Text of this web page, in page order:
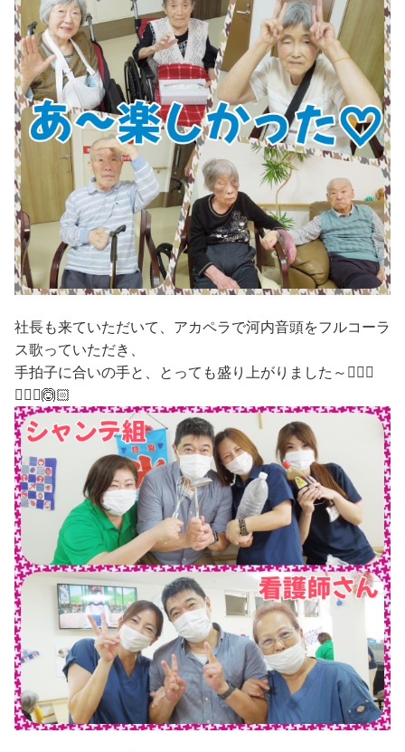
社長も来ていただいて、アカペラで河内音頭をフルコーラ
ス歌っていただき、
手拍子に合いの手と、とっても盛り上がりました～🙆🏻‍♀️
🙆🏻‍♂️🙆🏻